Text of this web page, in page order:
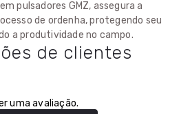
pulsadores GMZ, assegura a
de ordenha, protegendo seu
a produtividade no campo.
de clientes
uma avaliação.